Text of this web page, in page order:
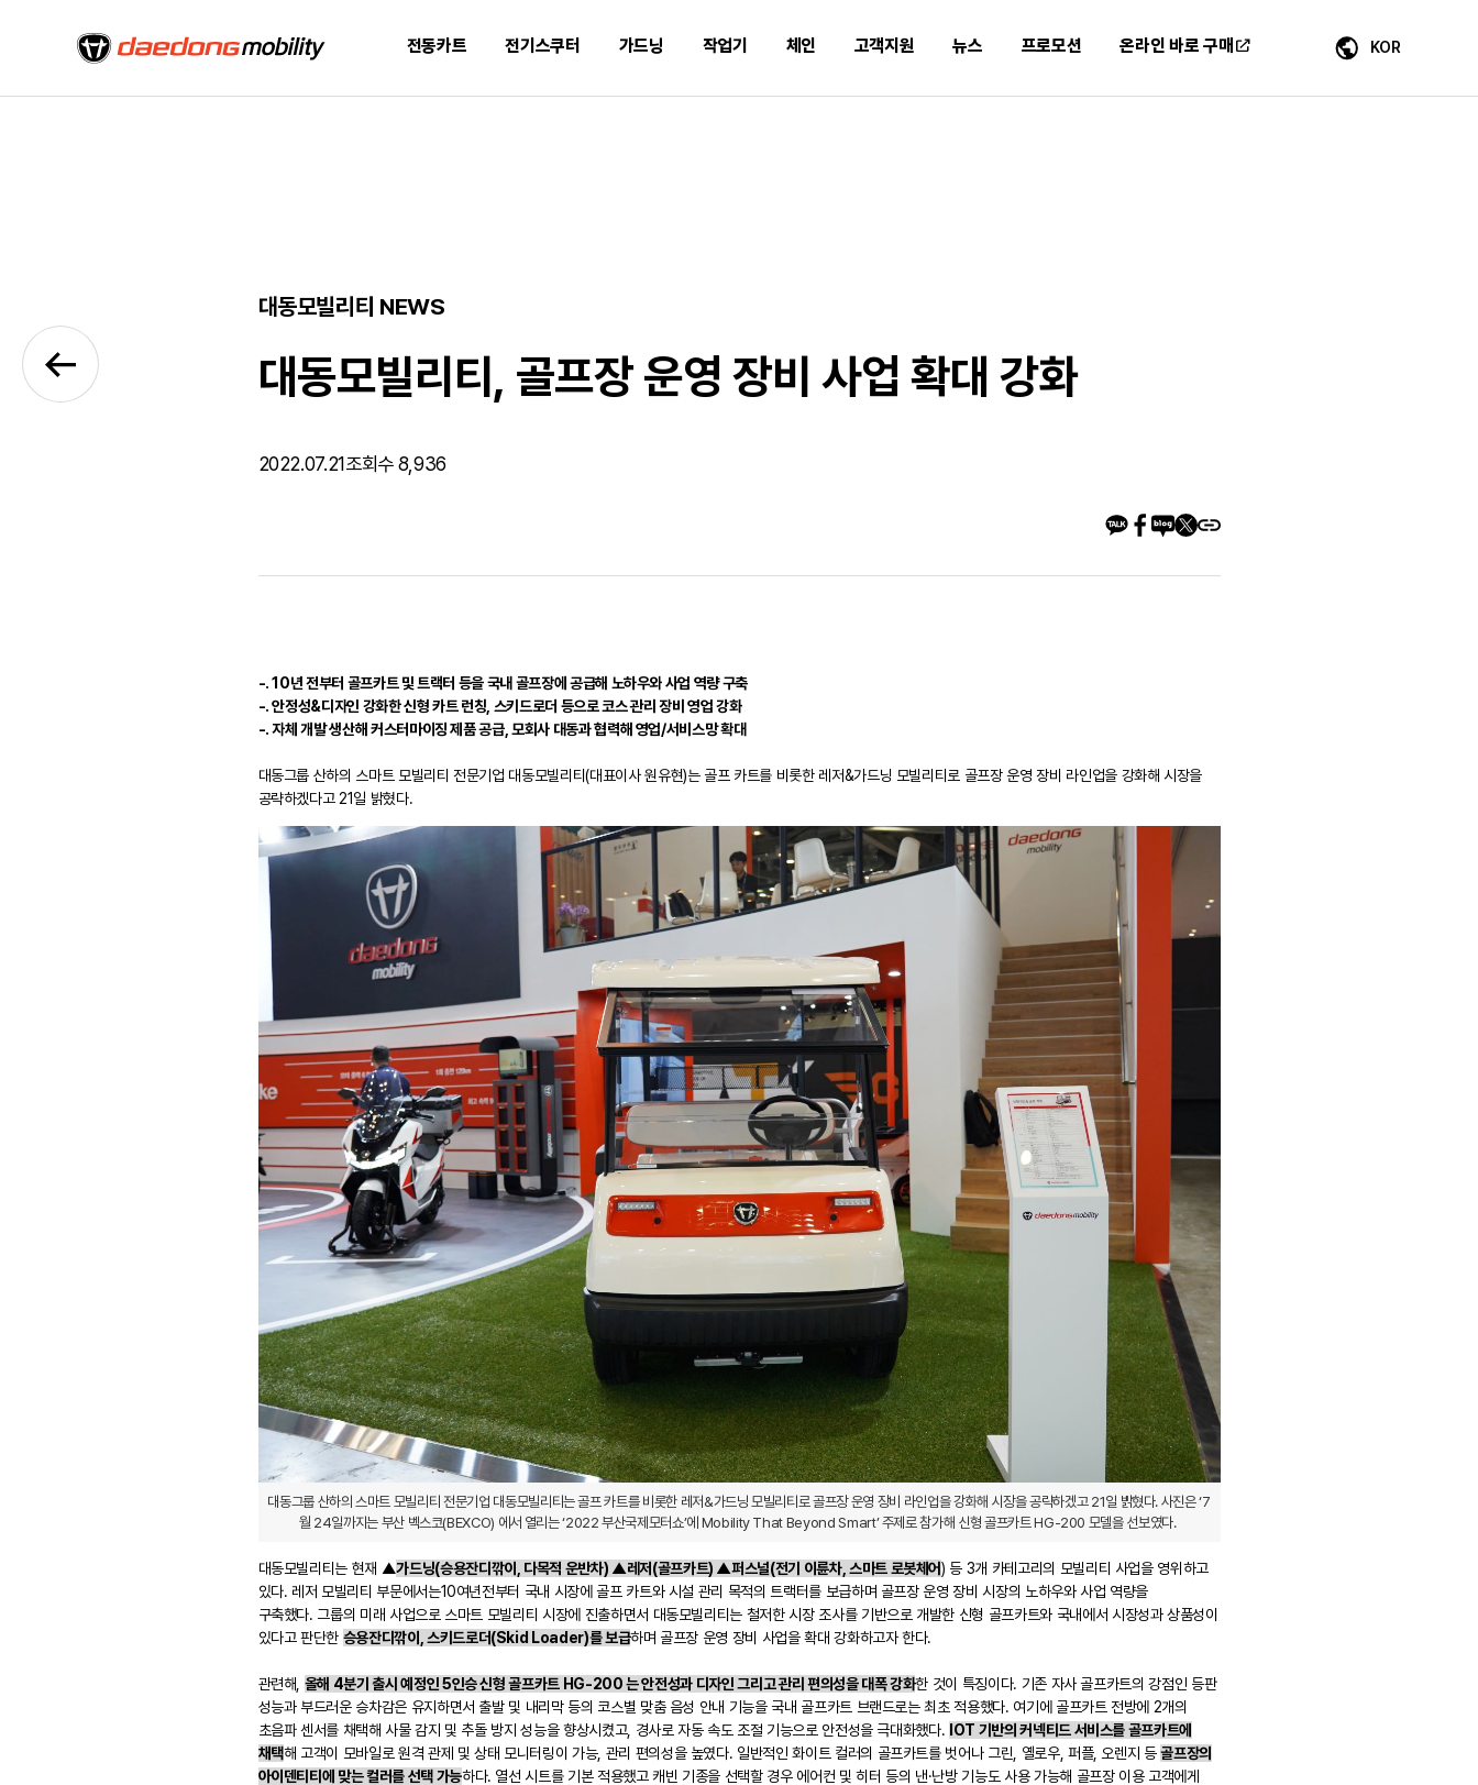
전동카트 전기스쿠터 가드닝 작업기 체인 고객지원 뉴스 프로모션 온라인 바로 구매 KOR
대동모빌리티 NEWS
대동모빌리티, 골프장 운영 장비 사업 확대 강화
2022.07.21조회수 8,936
-. 10년 전부터 골프카트 및 트랙터 등을 국내 골프장에 공급해 노하우와 사업 역량 구축
-. 안정성&디자인 강화한 신형 카트 런칭, 스키드로더 등으로 코스 관리 장비 영업 강화
-. 자체 개발 생산해 커스터마이징 제품 공급, 모회사 대동과 협력해 영업/서비스망 확대
대동그룹 산하의 스마트 모빌리티 전문기업 대동모빌리티(대표이사 원유현)는 골프 카트를 비롯한 레저&가드닝 모빌리티로 골프장 운영 장비 라인업을 강화해 시장을
공략하겠다고 21일 밝혔다.
대동그룹 산하의 스마트 모빌리티 전문기업 대동모빌리티는 골프 카트를 비롯한 레저&가드닝 모빌리티로 골프장 운영 장비 라인업을 강화해 시장을 공략하겠고 21일 밝혔다. 사진은 ‘7
월 24일까지는 부산 벡스코(BEXCO) 에서 열리는 ‘2022 부산국제모터쇼’에 Mobility That Beyond Smart’ 주제로 참가해 신형 골프카트 HG-200 모델을 선보였다.
대동모빌리티는 현재 ▲가드닝(승용잔디깎이, 다목적 운반차) ▲레저(골프카트) ▲퍼스널(전기 이륜차, 스마트 로봇체어) 등 3개 카테고리의 모빌리티 사업을 영위하고
있다. 레저 모빌리티 부문에서는10여년전부터 국내 시장에 골프 카트와 시설 관리 목적의 트랙터를 보급하며 골프장 운영 장비 시장의 노하우와 사업 역량을
구축했다. 그룹의 미래 사업으로 스마트 모빌리티 시장에 진출하면서 대동모빌리티는 철저한 시장 조사를 기반으로 개발한 신형 골프카트와 국내에서 시장성과 상품성이
있다고 판단한 승용잔디깎이, 스키드로더(Skid Loader)를 보급하며 골프장 운영 장비 사업을 확대 강화하고자 한다.
관련해, 올해 4분기 출시 예정인 5인승 신형 골프카트 HG-200 는 안전성과 디자인 그리고 관리 편의성을 대폭 강화한 것이 특징이다. 기존 자사 골프카트의 강점인 등판
성능과 부드러운 승차감은 유지하면서 출발 및 내리막 등의 코스별 맞춤 음성 안내 기능을 국내 골프카트 브랜드로는 최초 적용했다. 여기에 골프카트 전방에 2개의
초음파 센서를 채택해 사물 감지 및 추돌 방지 성능을 향상시켰고, 경사로 자동 속도 조절 기능으로 안전성을 극대화했다. IOT 기반의 커넥티드 서비스를 골프카트에
채택해 고객이 모바일로 원격 관제 및 상태 모니터링이 가능, 관리 편의성을 높였다. 일반적인 화이트 컬러의 골프카트를 벗어나 그린, 옐로우, 퍼플, 오렌지 등골프장의
아이덴티티에 맞는 컬러를 선택 가능하다. 열선 시트를 기본 적용했고 캐빈 기종을 선택할 경우 에어컨 및 히터 등의 낸·난방 기능도 사용 가능해 골프장 이용 고객에게